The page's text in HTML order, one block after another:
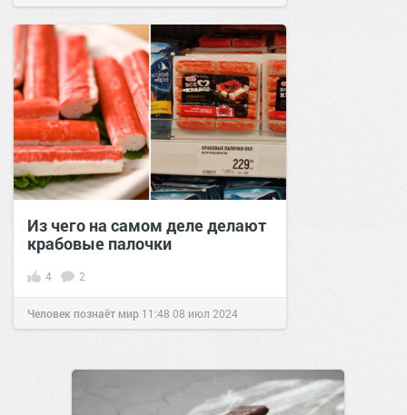
Из чего на самом деле делают
крабовые палочки
4 2
Человек познаёт мир 11:48 08 июл 2024